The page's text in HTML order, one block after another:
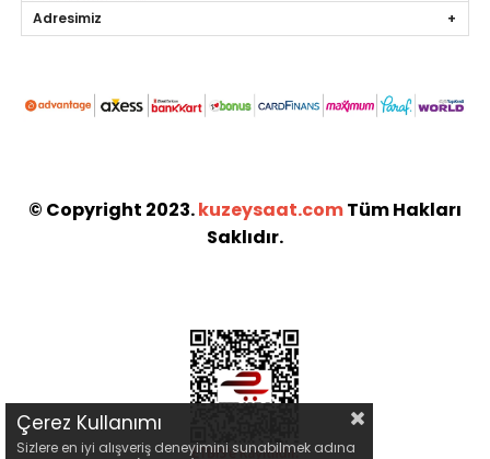
Adresimiz
© Copyright 2023.kuzeysaat.comTüm Hakları
Saklıdır.
Çerez Kullanımı
Sizlere en iyi alışveriş deneyimini sunabilmek adına